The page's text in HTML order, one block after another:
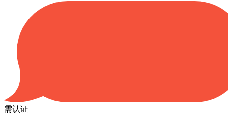
需认证